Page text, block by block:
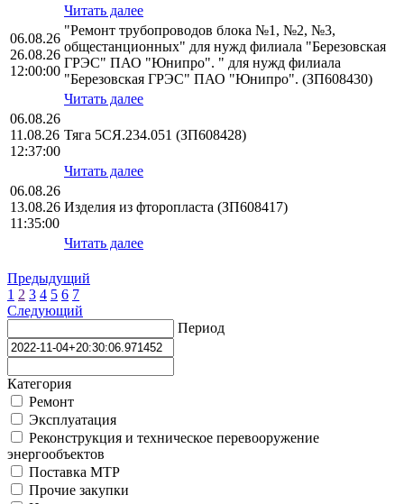
Читать далее
06.08.26
26.08.26
12:00:00
"Ремонт трубопроводов блока №1, №2, №3,
общестанционных" для нужд филиала "Березовская
ГРЭС" ПАО "Юнипро". " для нужд филиала
"Березовская ГРЭС" ПАО "Юнипро". (ЗП608430)
Читать далее
06.08.26
11.08.26
12:37:00
Тяга 5СЯ.234.051 (ЗП608428)
Читать далее
06.08.26
13.08.26
11:35:00
Изделия из фторопласта (ЗП608417)
Читать далее
Предыдущий
1 2 3 4 5 6 7
Следующий
Период
Категория
Ремонт
Эксплуатация
Реконструкция и техническое перевооружение
энергообъектов
Поставка МТР
Прочие закупки